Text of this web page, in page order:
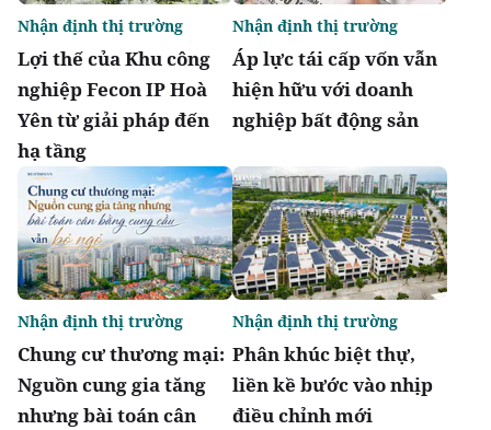
Lợi thế của Khu công
nghiệp Fecon IP Hoà
Yên từ giải pháp đến
hạ tầng
Nhận định thị trường
Áp lực tái cấp vốn vẫn
hiện hữu với doanh
nghiệp bất động sản
Nhận định thị trường
Chung cư thương mại:
Nguồn cung gia tăng
nhưng bài toán cân
Nhận định thị trường
Phân khúc biệt thự,
liền kề bước vào nhịp
điều chỉnh mới
Nhận định thị trường